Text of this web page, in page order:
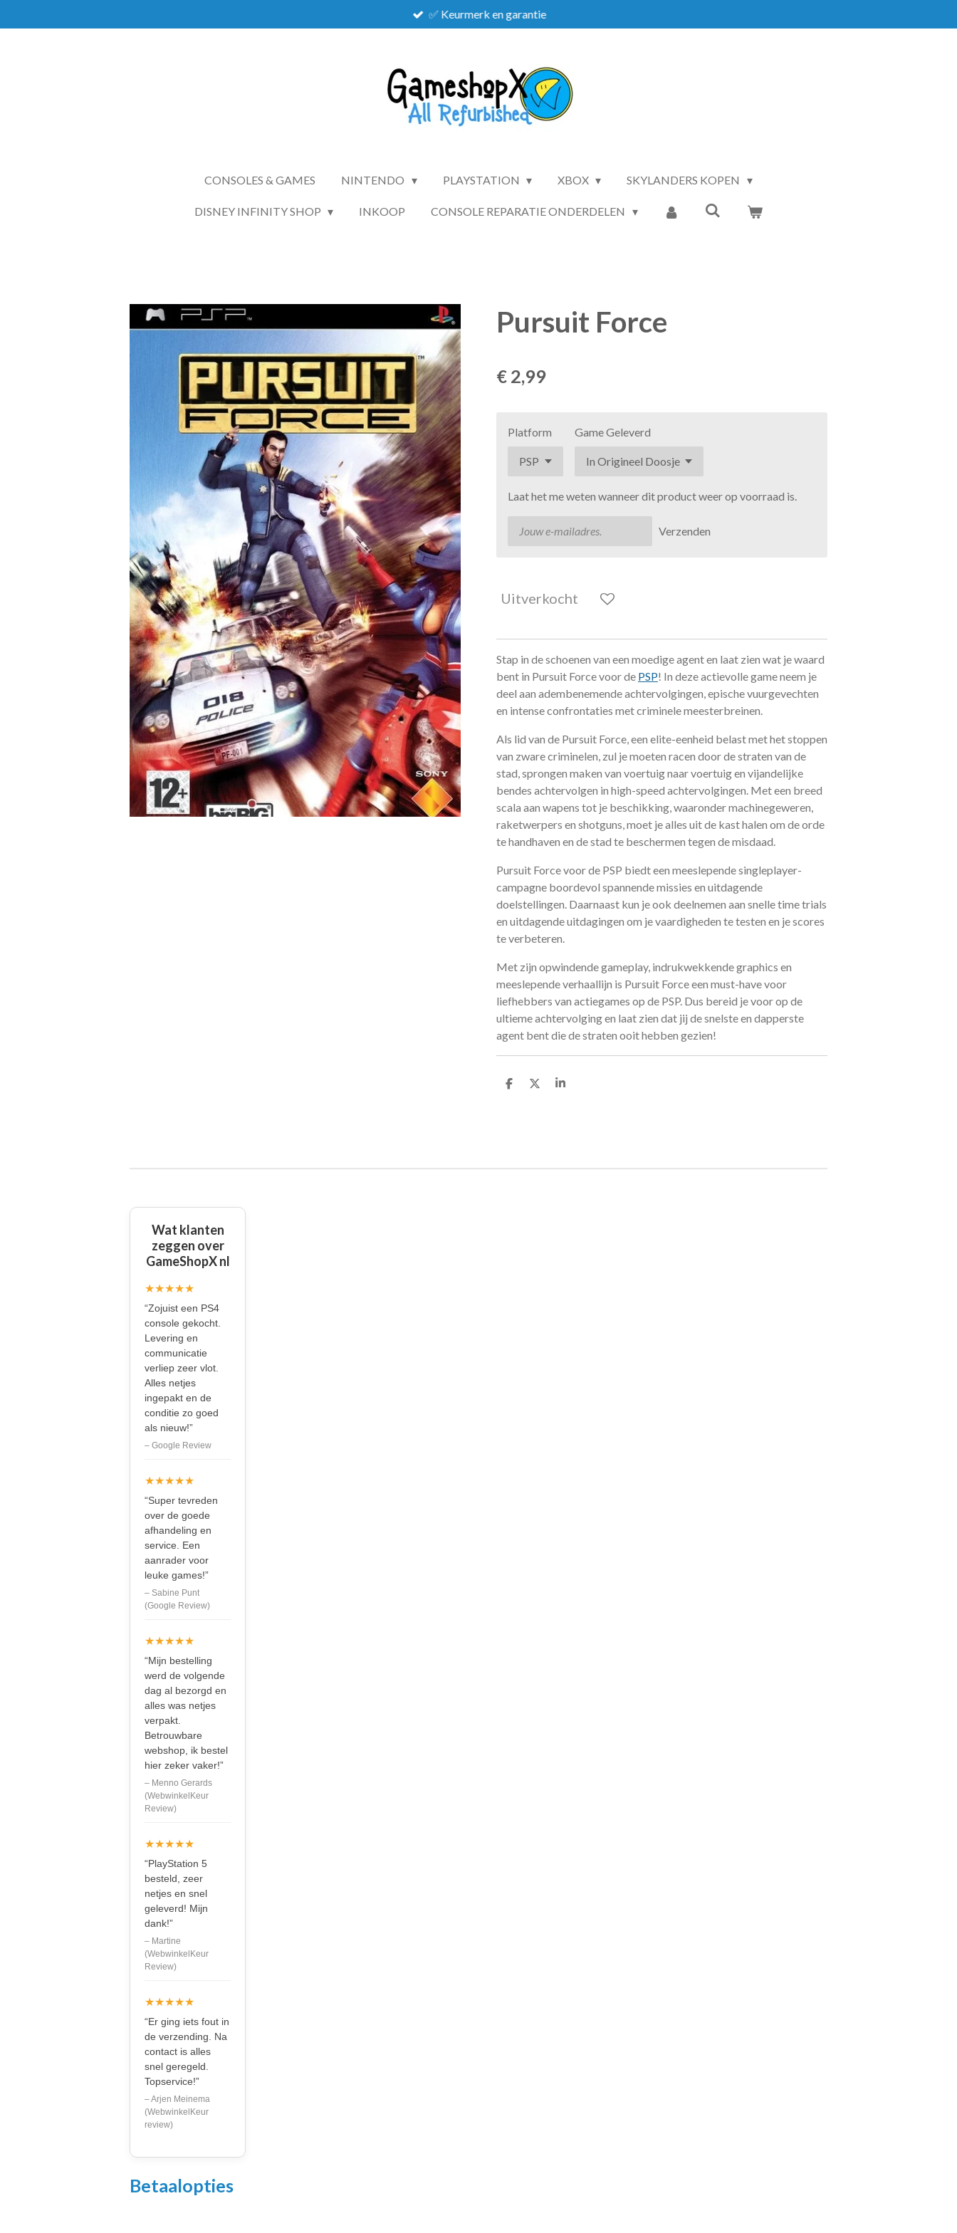
direct
✅ Keurmerk en garantie
CONSOLES & GAMES NINTENDO PLAYSTATION XBOX SKYLANDERS KOPEN
DISNEY INFINITY SHOP INKOOP CONSOLE REPARATIE ONDERDELEN
Pursuit Force
€ 2,99
Platform Game Geleverd
Laat het me weten wanneer dit product weer op voorraad is.
Verzenden
Uitverkocht
Stap in de schoenen van een moedige agent en laat zien wat je waard
bent in Pursuit Force voor de PSP! In deze actievolle game neem je
deel aan adembenemende achtervolgingen, epische vuurgevechten
en intense confrontaties met criminele meesterbreinen.
Als lid van de Pursuit Force, een elite-eenheid belast met het stoppen
van zware criminelen, zul je moeten racen door de straten van de
stad, sprongen maken van voertuig naar voertuig en vijandelijke
bendes achtervolgen in high-speed achtervolgingen. Met een breed
scala aan wapens tot je beschikking, waaronder machinegeweren,
raketwerpers en shotguns, moet je alles uit de kast halen om de orde
te handhaven en de stad te beschermen tegen de misdaad.
Pursuit Force voor de PSP biedt een meeslepende singleplayer-
campagne boordevol spannende missies en uitdagende
doelstellingen. Daarnaast kun je ook deelnemen aan snelle time trials
en uitdagende uitdagingen om je vaardigheden te testen en je scores
te verbeteren.
Met zijn opwindende gameplay, indrukwekkende graphics en
meeslepende verhaallijn is Pursuit Force een must-have voor
liefhebbers van actiegames op de PSP. Dus bereid je voor op de
ultieme achtervolging en laat zien dat jij de snelste en dapperste
agent bent die de straten ooit hebben gezien!
D
D
S
Wat klanten
zeggen over
GameShopX nl
★★★★★
“Zojuist een PS4
console gekocht.
Levering en
communicatie
verliep zeer vlot.
Alles netjes
ingepakt en de
conditie zo goed
als nieuw!”
– Google Review
★★★★★
“Super tevreden
over de goede
afhandeling en
service. Een
aanrader voor
leuke games!”
– Sabine Punt
(Google Review)
★★★★★
“Mijn bestelling
werd de volgende
dag al bezorgd en
alles was netjes
verpakt.
Betrouwbare
webshop, ik bestel
hier zeker vaker!”
– Menno Gerards
(WebwinkelKeur
Review)
★★★★★
“PlayStation 5
besteld, zeer
netjes en snel
geleverd! Mijn
dank!”
– Martine
(WebwinkelKeur
Review)
★★★★★
“Er ging iets fout in
de verzending. Na
contact is alles
snel geregeld.
Topservice!”
– Arjen Meinema
(WebwinkelKeur
review)
Betaalopties